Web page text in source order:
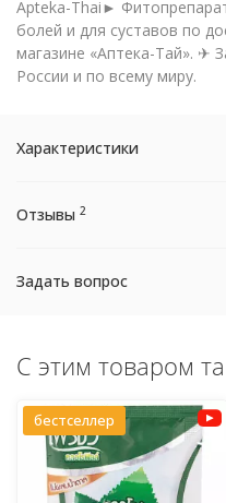
Apteka-Thai►
болей и для суставов по
магазине «Аптека-Тай». ✈
России и по всему миру.
Характеристики
Отзывы 2
Задать вопрос
С этим товаром
бестселлер